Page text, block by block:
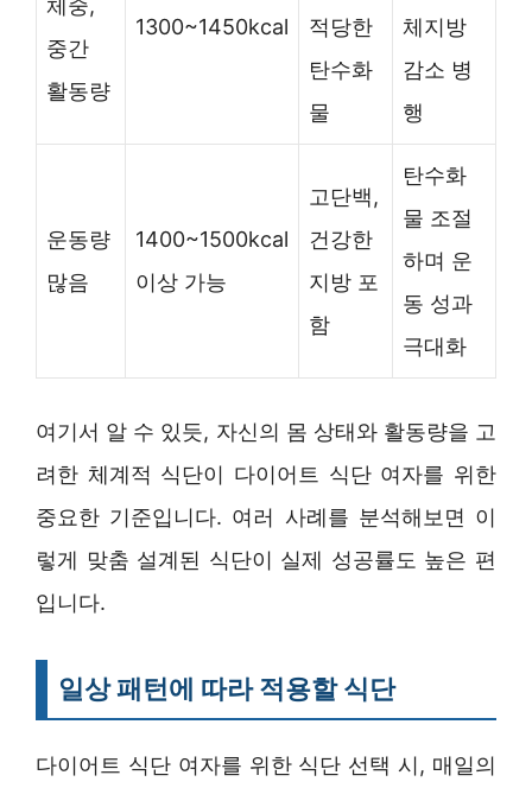
체중,
중간
활동량
1300~1450kcal
적당한
탄수화
물
체지방
감소 병
행
운동량
많음
1400~1500kcal
이상 가능
고단백,
건강한
지방 포
함
탄수화
물 조절
하며 운
동 성과
극대화
여기서 알 수 있듯, 자신의 몸 상태와 활동량을 고
려한 체계적 식단이 다이어트 식단 여자를 위한
중요한 기준입니다. 여러 사례를 분석해보면 이
렇게 맞춤 설계된 식단이 실제 성공률도 높은 편
입니다.
일상 패턴에 따라 적용할 식단
다이어트 식단 여자를 위한 식단 선택 시, 매일의